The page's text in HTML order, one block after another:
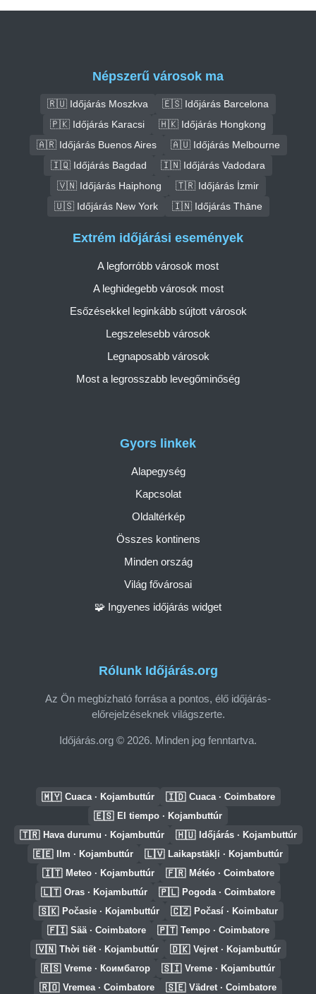
Népszerű városok ma
🇷🇺 Időjárás Moszkva
🇪🇸 Időjárás Barcelona
🇵🇰 Időjárás Karacsi
🇭🇰 Időjárás Hongkong
🇦🇷 Időjárás Buenos Aires
🇦🇺 Időjárás Melbourne
🇮🇶 Időjárás Bagdad
🇮🇳 Időjárás Vadodara
🇻🇳 Időjárás Haiphong
🇹🇷 Időjárás İzmir
🇺🇸 Időjárás New York
🇮🇳 Időjárás Thāne
Rólunk Időjárás.org
Az Ön megbízható forrása a pontos, élő időjárás-
előrejelzéseknek világszerte.
Időjárás.org © 2026. Minden jog fenntartva.
Gyors linkek
Alapegység
Kapcsolat
Oldaltérkép
Összes kontinens
Minden ország
Világ fővárosai
🧩 Ingyenes időjárás widget
Extrém időjárási események
A legforróbb városok most
A leghidegebb városok most
Esőzésekkel leginkább sújtott városok
Legszelesebb városok
Legnaposabb városok
Most a legrosszabb levegőminőség
🇲🇾 Cuaca · Kojambuttúr 🇮🇩 Cuaca · Coimbatore
🇪🇸 El tiempo · Kojambuttúr
🇹🇷 Hava durumu · Kojambuttúr 🇭🇺 Időjárás · Kojambuttúr
🇪🇪 Ilm · Kojambuttúr 🇱🇻 Laikapstākļi · Kojambuttúr
🇮🇹 Meteo · Kojambuttúr 🇫🇷 Météo · Coimbatore
🇱🇹 Oras · Kojambuttúr 🇵🇱 Pogoda · Coimbatore
🇸🇰 Počasie · Kojambuttúr 🇨🇿 Počasí · Koimbatur
🇫🇮 Sää · Coimbatore 🇵🇹 Tempo · Coimbatore
🇻🇳 Thời tiết · Kojambuttúr 🇩🇰 Vejret · Kojambuttúr
🇷🇸 Vreme · Коимбатор 🇸🇮 Vreme · Kojambuttúr
🇷🇴 Vremea · Coimbatore 🇸🇪 Vädret · Coimbatore